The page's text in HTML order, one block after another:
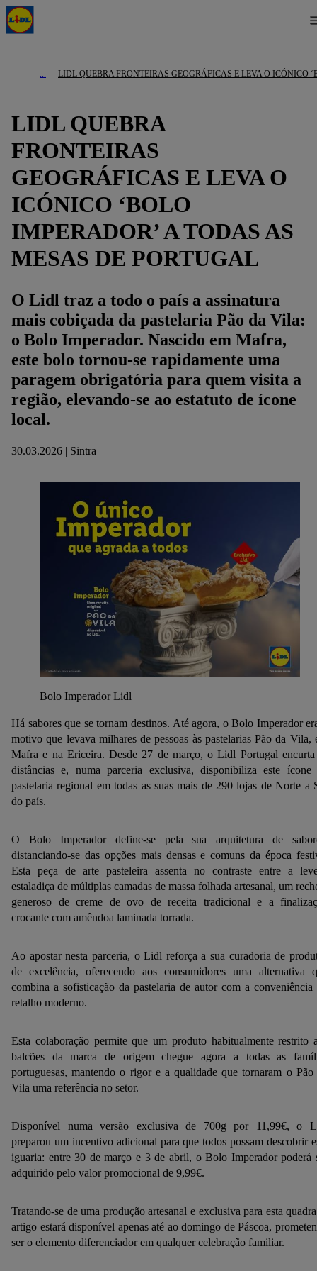
LIDL QUEBRA FRONTEIRAS GEOGRÁFICAS E LEVA O ICÓNICO
LIDL QUEBRA
FRONTEIRAS
GEOGRÁFICAS E LEVA O
ICÓNICO ‘BOLO
IMPERADOR’ A TODAS AS
MESAS DE PORTUGAL
O Lidl traz a todo o país a assinatura
mais cobiçada da pastelaria Pão da Vila:
o Bolo Imperador. Nascido em Mafra,
este bolo tornou-se rapidamente uma
paragem obrigatória para quem visita a
região, elevando-se ao estatuto de ícone
local.
30.03.2026 | Sintra
Bolo Imperador Lidl
Há sabores que se tornam destinos. Até agora, o Bolo Imperador
motivo que levava milhares de pessoas às pastelarias Pão da Vila,
Mafra e na Ericeira. Desde 27 de março, o Lidl Portugal encurta
distâncias e, numa parceria exclusiva, disponibiliza este ícone
pastelaria regional em todas as suas mais de 290 lojas de Norte a
do país.
O Bolo Imperador define-se pela sua arquitetura de
distanciando-se das opções mais densas e comuns da época
Esta peça de arte pasteleira assenta no contraste entre a
estaladiça de múltiplas camadas de massa folhada artesanal, um
generoso de creme de ovo de receita tradicional e a
crocante com amêndoa laminada torrada.
Ao apostar nesta parceria, o Lidl reforça a sua curadoria de
de excelência, oferecendo aos consumidores uma alternativa
combina a sofisticação da pastelaria de autor com a conveniência
retalho moderno.
Esta colaboração permite que um produto habitualmente restrito
balcões da marca de origem chegue agora a todas as
portuguesas, mantendo o rigor e a qualidade que tornaram o Pão
Vila uma referência no setor.
Disponível numa versão exclusiva de 700g por 11,99€, o
preparou um incentivo adicional para que todos possam descobrir
iguaria: entre 30 de março e 3 de abril, o Bolo Imperador poderá
adquirido pelo valor promocional de 9,99€.
Tratando-se de uma produção artesanal e exclusiva para esta
artigo estará disponível apenas até ao domingo de Páscoa,
ser o elemento diferenciador em qualquer celebração familiar.